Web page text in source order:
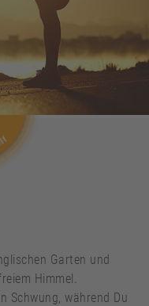
Garten und
Himmel.
Schwung, während Du